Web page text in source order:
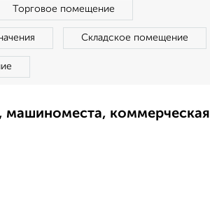
Торговое помещение
Складское помещение
машиноместа, коммерческая